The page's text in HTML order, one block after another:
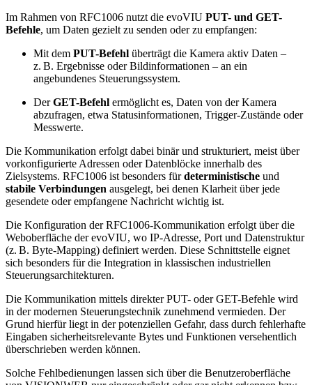
Im Rahmen von RFC1006 nutzt die evoVIU PUT- und GET-
Befehle, um Daten gezielt zu senden oder zu empfangen:
Mit dem PUT-Befehl überträgt die Kamera aktiv Daten –
z. B. Ergebnisse oder Bildinformationen – an ein
angebundenes Steuerungssystem.
DerGET-Befehl ermöglicht es, Daten von der Kamera
abzufragen, etwa Statusinformationen, Trigger-Zustände oder
Messwerte.
Die Kommunikation erfolgt dabei binär und strukturiert, meist über
vorkonfigurierte Adressen oder Datenblöcke innerhalb des
Zielsystems. RFC1006 ist besonders fürdeterministische und
stabile Verbindungen ausgelegt, bei denen Klarheit über jede
gesendete oder empfangene Nachricht wichtig ist.
Die Konfiguration der RFC1006-Kommunikation erfolgt über die
Weboberfläche der evoVIU, wo IP-Adresse, Port und Datenstruktur
(z. B. Byte-Mapping) definiert werden. Diese Schnittstelle eignet
sich besonders für die Integration in klassischen industriellen
Steuerungsarchitekturen.
Die Kommunikation mittels direkter PUT- oder GET-Befehle wird
in der modernen Steuerungstechnik zunehmend vermieden. Der
Grund hierfür liegt in der potenziellen Gefahr, dass durch fehlerhafte
Eingaben sicherheitsrelevante Bytes und Funktionen versehentlich
überschrieben werden können.
Solche Fehlbedienungen lassen sich über die Benutzeroberfläche